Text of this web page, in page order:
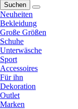
Suchen
Neuheiten
Bekleidung
Große Größen
Schuhe
Unterwäsche
Sport
Accessoires
Für ihn
Dekoration
Outlet
Marken